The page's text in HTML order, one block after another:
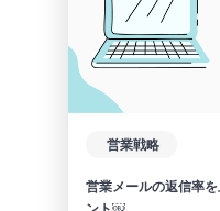
営業戦略
営業メールの返信率